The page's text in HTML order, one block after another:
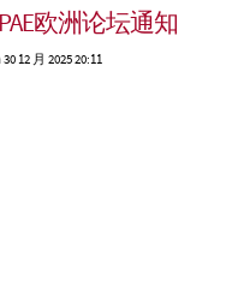
欧洲论坛通知
12 月 2025 20:11